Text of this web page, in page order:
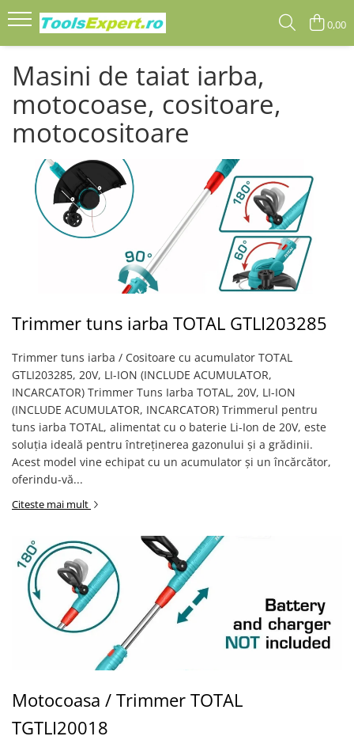
Produse
Total
0,00
Masini de taiat iarba,
motocoase, cositoare,
motocositoare
Trimmer tuns iarba TOTAL GTLI203285
Trimmer tuns iarba / Cositoare cu acumulator TOTAL
GTLI203285, 20V, LI-ION (INCLUDE ACUMULATOR,
INCARCATOR) Trimmer Tuns Iarba TOTAL, 20V, LI-ION
(INCLUDE ACUMULATOR, INCARCATOR) Trimmerul pentru
tuns iarba TOTAL, alimentat cu o baterie Li-Ion de 20V, este
soluția ideală pentru întreținerea gazonului și a grădinii.
Acest model vine echipat cu un acumulator și un încărcător,
oferindu-vă...
Citeste mai mult
Motocoasa / Trimmer TOTAL
TGTLI20018